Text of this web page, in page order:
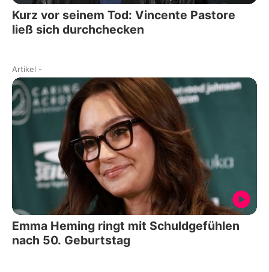
Kurz vor seinem Tod: Vincente Pastore
ließ sich durchchecken
Artikel -
Emma Heming ringt mit Schuldgefühlen
nach 50. Geburtstag